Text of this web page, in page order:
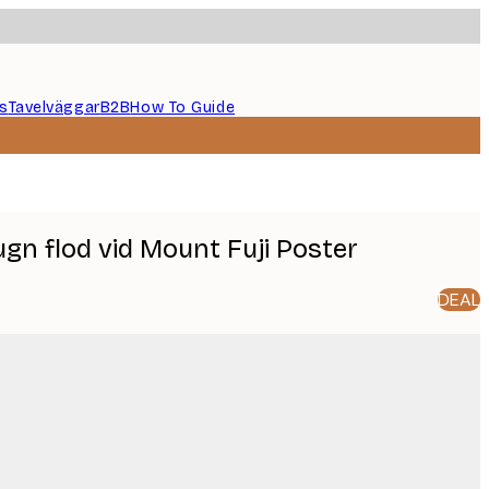
TavelväggarB2BHow To Guide
flod vid Mount Fuji Poster
DEAL